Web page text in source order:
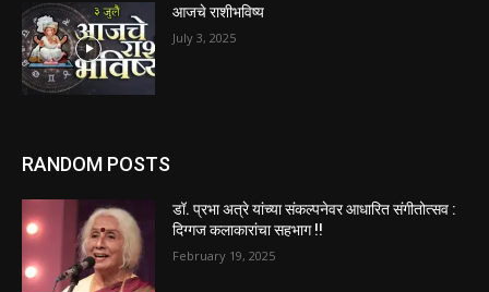
आजचे राशीभविष्य
July 3, 2025
RANDOM POSTS
डॉ. प्रभा अत्रे यांच्या संकल्पनेवर आधारित संगीतोत्सव :
दिग्गज कलाकारांचा सहभाग !!
February 19, 2025